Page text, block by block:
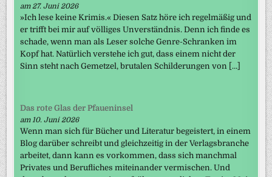
am 27. Juni 2026
»Ich lese keine Krimis.« Diesen Satz höre ich regelmäßig und
er trifft bei mir auf völliges Unverständnis. Denn ich finde es
schade, wenn man als Leser solche Genre-Schranken im
Kopf hat. Natürlich verstehe ich gut, dass einem nicht der
Sinn steht nach Gemetzel, brutalen Schilderungen von […]
Das rote Glas der Pfaueninsel
am 10. Juni 2026
Wenn man sich für Bücher und Literatur begeistert, in einem
Blog darüber schreibt und gleichzeitig in der Verlagsbranche
arbeitet, dann kann es vorkommen, dass sich manchmal
Privates und Berufliches miteinander vermischen. Und